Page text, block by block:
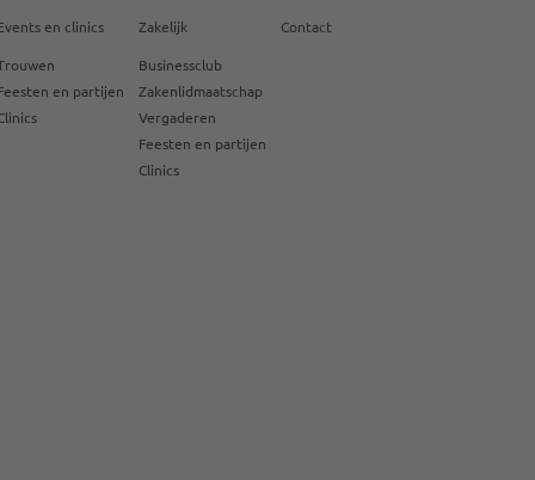
en clinics
en partijen
Zakelijk
Businessclub
Zakenlidmaatschap
Vergaderen
Feesten en partijen
Clinics
Contact